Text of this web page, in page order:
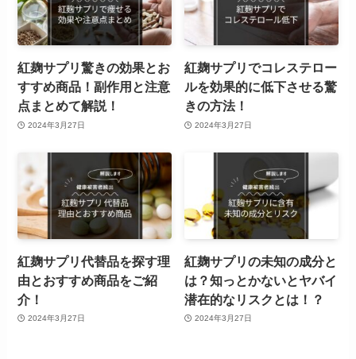
紅麹サプリ驚きの効果とお
すすめ商品！副作用と注意
点まとめて解説！
2024年3月27日
紅麹サプリでコレステロー
ルを効果的に低下させる驚
きの方法！
2024年3月27日
紅麹サプリ代替品を探す理
由とおすすめ商品をご紹
介！
2024年3月27日
紅麹サプリの未知の成分と
は？知っとかないとヤバイ
潜在的なリスクとは！？
2024年3月27日